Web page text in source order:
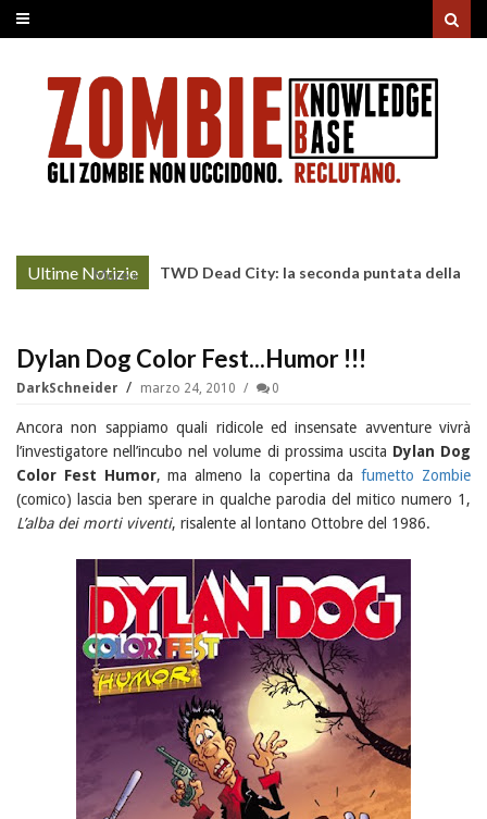
Ultime Notizie
More »
TWD Dead City: la seconda puntata della
Dylan Dog Color Fest...Humor !!!
DarkSchneider marzo 24, 2010 0
Ancora non sappiamo quali ridicole ed insensate avventure vivrà
l’investigatore nell’incubo nel volume di prossima uscita Dylan Dog
Color Fest Humor, ma almeno la copertina dafumetto Zombie
(comico) lascia ben sperare in qualche parodia del mitico numero 1,
L’alba dei morti viventi, risalente al lontano Ottobre del 1986.